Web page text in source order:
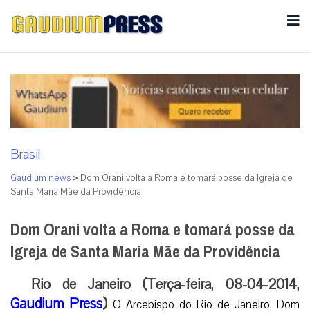
Brasil
Gaudium news > Dom Orani volta a Roma e tomará posse da Igreja de
Santa Maria Mãe da Providência
Dom Orani volta a Roma e tomará posse da
Igreja de Santa Maria Mãe da Providência
Rio de Janeiro (Terça-feira, 08-04-2014,
Gaudium Press) O Arcebispo do Rio de Janeiro, Dom